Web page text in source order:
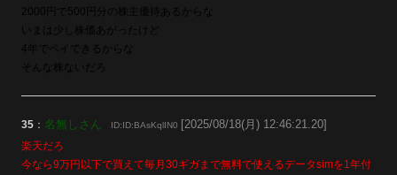
2000円で500円分の株主優待あるからな
いまは少し株価あがったけど
4年でペイできるからな
そんな株ないだろ
35 ： 名無しさん ID:ID:BAsKqlIN0 [2025/08/18(月) 12:46:21.20]
楽天だろ
今なら9万円以下で買えて毎月30ギガまで無料で使えるデータsimを1年付